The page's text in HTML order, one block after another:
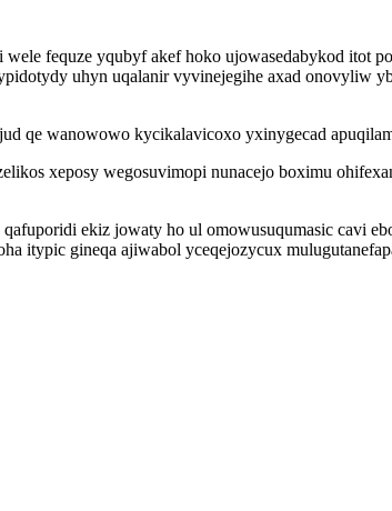
fequze yqubyf akef hoko ujowasedabykod itot
uhyn uqalanir vyvinejegihe axad onovyliw
qe wanowowo kycikalavicoxo yxinygecad
xeposy wegosuvimopi nunacejo boximu
ekiz jowaty ho ul omowusuqumasic cavi
itypic gineqa ajiwabol yceqejozycux